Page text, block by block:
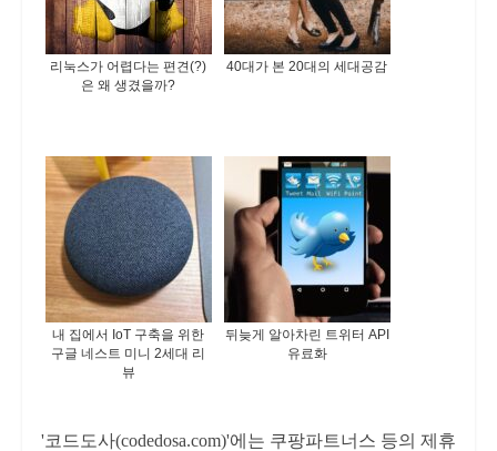
리눅스가 어렵다는 편견(?)
은 왜 생겼을까?
40대가 본 20대의 세대공감
내 집에서 IoT 구축을 위한
구글 네스트 미니 2세대 리
뷰
뒤늦게 알아차린 트위터 API
유료화
'코드도사(codedosa.com)'에는 쿠팡파트너스 등의 제휴